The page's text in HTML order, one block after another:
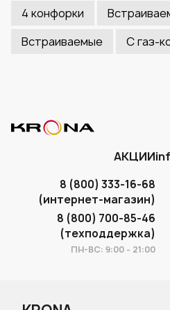
4 конфорки
Встраиваемые
С газ-
АКЦИИ
8 (800) 333-16-68
(интернет-магазин)
8 (800) 700-85-46
(техподдержка)
ПН-ВС: 9:00 - 21:00